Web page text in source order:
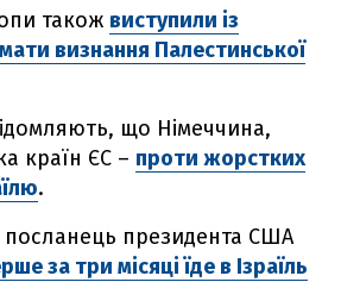
також виступили із
визнання Палестинської
що Німеччина,
країн ЄС – проти жорстких
.
президента США
за три місяці їде в Ізраїль